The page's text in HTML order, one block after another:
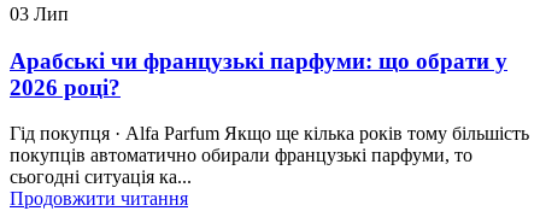
03 Лип
Арабські чи французькі парфуми: що обрати у
2026 році?
Гід покупця · Alfa Parfum Якщо ще кілька років тому більшість
покупців автоматично обирали французькі парфуми, то
сьогодні ситуація ка...
Продовжити читання